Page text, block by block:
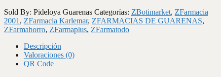
Sold By: Pideloya Guarenas Categorías: ZBotimarket, ZFarmacia
2001 , ZFarmacia Karlemar, ZFARMACIAS DE GUARENAS,
ZFarmahorro, ZFarmaplus, ZFarmatodo
Descripción
Valoraciones (0)
QR Code